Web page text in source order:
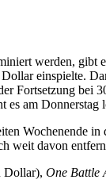
werden, gibt
einspielte.
Fortsetzung
es am Donnerstag
Wochenende
weit davon
Dollar), One Battle